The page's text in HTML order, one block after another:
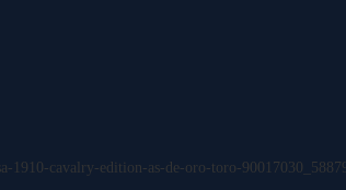
1910-cavalry-edition-as-de-oro-toro-